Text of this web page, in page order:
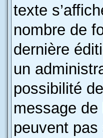
texte
nombre de
dernière
un
possibilité
message
peuvent pas